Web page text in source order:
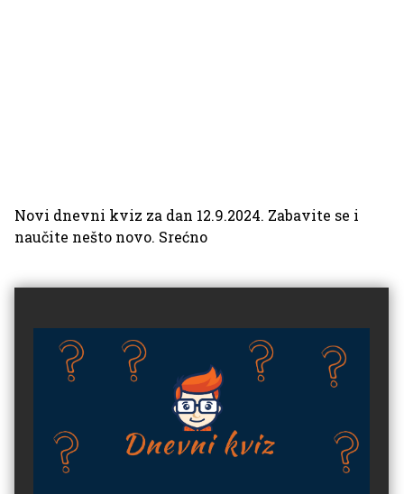
Novi dnevni kviz za dan 12.9.2024. Zabavite se i
naučite nešto novo. Srećno